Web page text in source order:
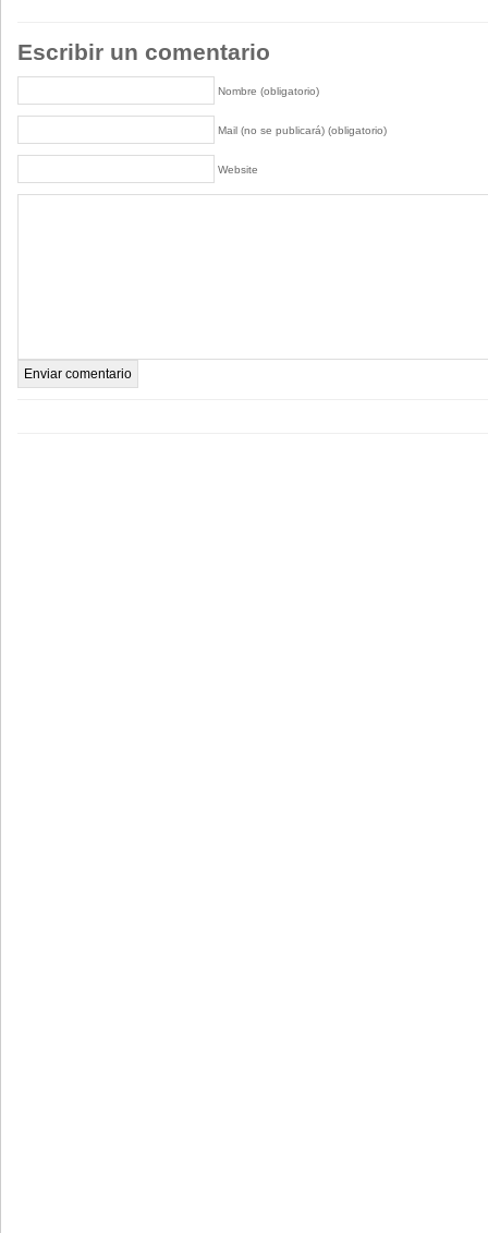
Escribir un comentario
Nombre (obligatorio)
Mail (no se publicará) (obligatorio)
Website